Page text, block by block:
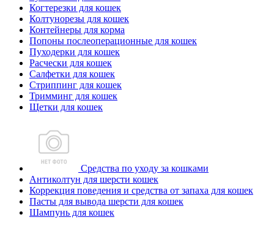
Когтерезки для кошек
Колтунорезы для кошек
Контейнеры для корма
Попоны послеоперационные для кошек
Пуходерки для кошек
Расчески для кошек
Салфетки для кошек
Стриппинг для кошек
Тримминг для кошек
Щетки для кошек
Средства по уходу за кошками
Антиколтун для шерсти кошек
Коррекция поведения и средства от запаха для кошек
Пасты для вывода шерсти для кошек
Шампунь для кошек